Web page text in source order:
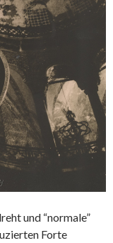
und “normale”
Forte